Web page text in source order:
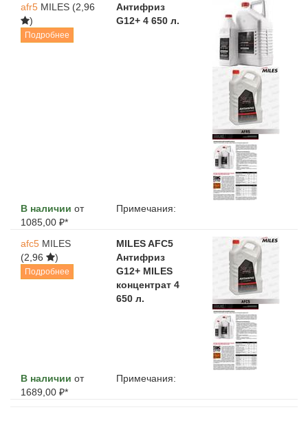
afr5 MILES (2,96
)
Подробнее
Антифриз
G12+ 4 650 л.
В наличии от
1085,00 ₽*
Примечания:
afc5 MILES
(2,96
)
Подробнее
MILES AFC5
Антифриз
G12+ MILES
концентрат 4
650 л.
В наличии от
1689,00 ₽*
Примечания: